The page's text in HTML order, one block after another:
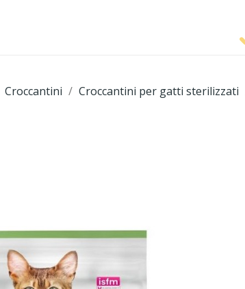
Croccantini Croccantini per gatti sterilizzati